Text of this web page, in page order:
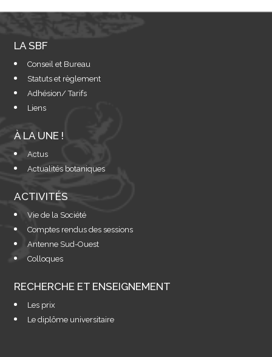
LA SBF
Conseil et Bureau
Statuts et règlement
Adhésion/ Tarifs
Liens
À LA UNE !
Actus
Actualités botaniques
ACTIVITÉS
Vie de la Société
Comptes rendus des sessions
Antenne Sud-Ouest
Colloques
RECHERCHE ET ENSEIGNEMENT
Les prix
Le diplôme universitaire